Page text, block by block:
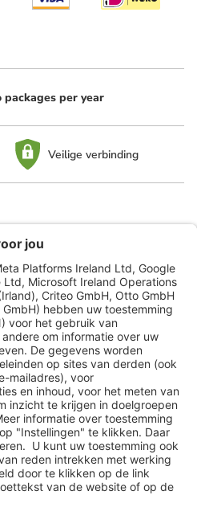
per year
Veilige verbinding